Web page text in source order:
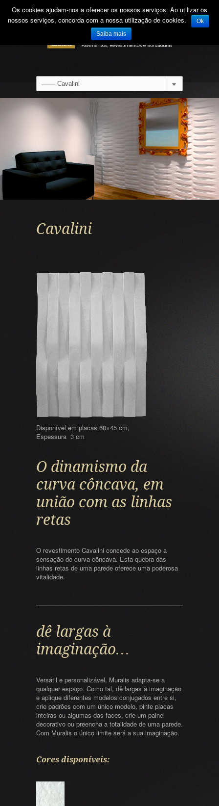
Cavalini
Disponível em placas 60×45 cm,
Espessura 3 cm
O dinamismo da
curva côncava, em
união com as linhas
retas
O revestimento Cavalini concede ao espaço a
sensação de curva côncava. Esta quebra das
linhas retas de uma parede oferece uma poderosa
vitalidade.
dê largas à
imaginação…
Versátil e personalizável, Muralis adapta-se a
qualquer espaço. Como tal, dê largas à imaginação
e aplique diferentes modelos conjugados entre si,
crie padrões com um único modelo, pinte placas
inteiras ou algumas das faces, crie um painel
decorativo ou preencha a totalidade de uma parede.
Com Muralis o único limite será a sua imaginação.
Cores disponíveis:
Os cookies ajudam-nos a oferecer os nossos serviços. Ao utilizar os
nossos serviços, concorda com a nossa utilização de cookies.
Ok
Saiba mais